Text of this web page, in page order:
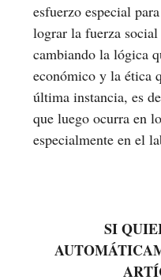
esfuerzo especial
lograr la fuerza
cambiando la lógica
económico y la ética
última instancia, es
que luego ocurra en
especialmente en el
SI